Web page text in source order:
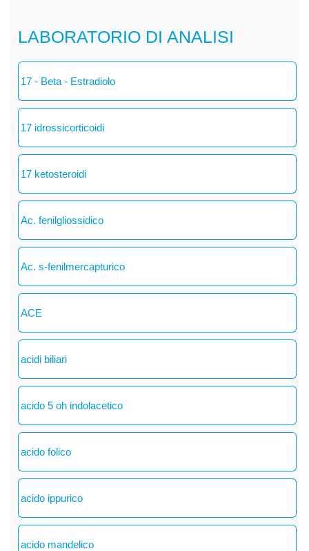
LABORATORIO DI ANALISI
17 - Beta - Estradiolo
17 idrossicorticoidi
17 ketosteroidi
Ac. fenilgliossidico
Ac. s-fenilmercapturico
ACE
acidi biliari
acido 5 oh indolacetico
acido folico
acido ippurico
acido mandelico